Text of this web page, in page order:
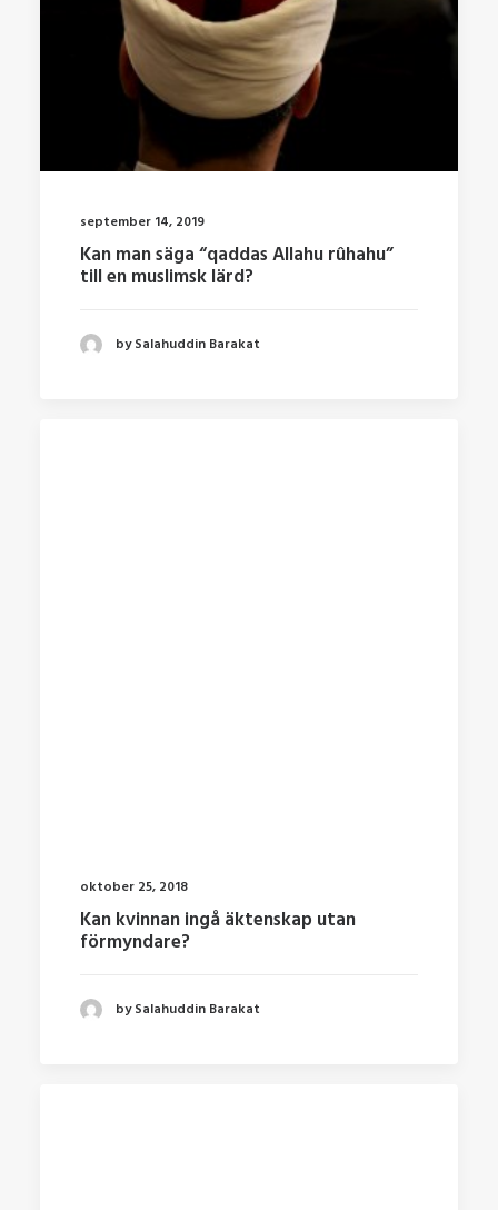
september 14, 2019
Kan man säga “qaddas Allahu rûhahu”
till en muslimsk lärd?
by Salahuddin Barakat
oktober 25, 2018
Kan kvinnan ingå äktenskap utan
förmyndare?
by Salahuddin Barakat